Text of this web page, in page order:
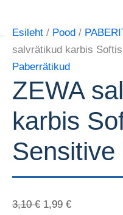
Esileht / Pood /
salvrätikud karbis
Paberrätikud
ZEWA
karbis
Sensitive
3,10€ 1,99 €